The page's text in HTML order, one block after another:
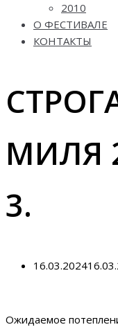
2010
О ФЕСТИВАЛЕ
КОНТАКТЫ
МИЛЯ
3.
16.03.2024
Ожидаемое